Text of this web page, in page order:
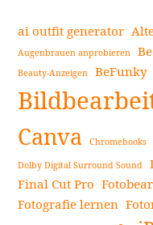
ai outfit generator
Augenbrauen anprobieren
Beauty-Anzeigen BeFunky
Canva Chromebooks
Dolby Digital Surround Sound
Final Cut Pro
Fotografie lernen